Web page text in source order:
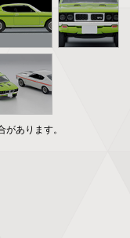
あります。